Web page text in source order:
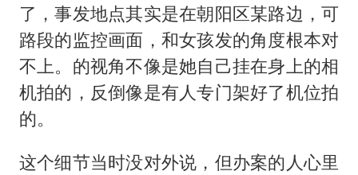
了，事发地点其实是在朝阳区某路边，可
路段的监控画面，和女孩发的角度根本对
不上。的视角不像是她自己挂在身上的相
机拍的，反倒像是有人专门架好了机位拍
的。
这个细节当时没对外说，但办案的人心里